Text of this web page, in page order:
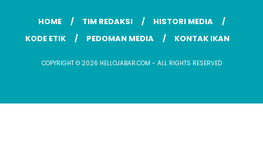
HOME TIM REDAKSI
HISTORI MEDIA
KODE ETIK
PEDOMAN MEDIA KONTAK IKAN
COPYRIGHT © 2026 HELLOJABAR.COM - ALL RIGHTS RESERVED